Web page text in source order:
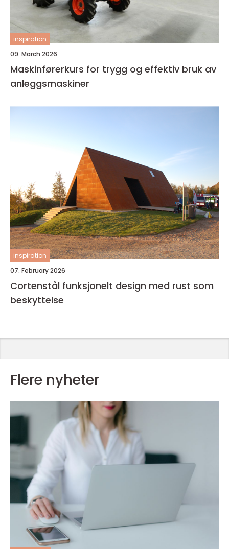
inspiration
09. March 2026
Maskinførerkurs for trygg og effektiv bruk av
anleggsmaskiner
inspiration
07. February 2026
Cortenstål funksjonelt design med rust som
beskyttelse
Flere nyheter